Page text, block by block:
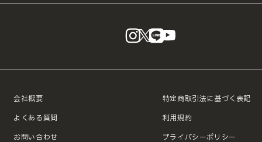
instagram
X LINE
会社概要
よくある質問
お問い合わせ
特定商取引法に基づく表記
利用規約
プライバシーポリシー